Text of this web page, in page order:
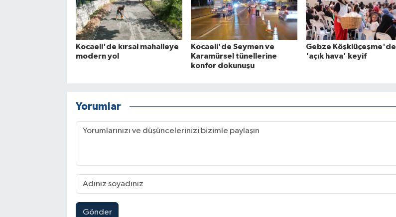
Kocaeli'de kırsal mahalleye
modern yol
Kocaeli'de Seymen ve
Karamürsel tünellerine
konfor dokunuşu
Gebze Köşklüçeşme'de
'açık hava' keyif
Yorumlar
Gönder